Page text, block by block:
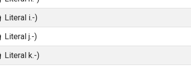
Carpeta
Literal i.-)
Carpeta
Literal j.-)
Carpeta
Literal k.-)